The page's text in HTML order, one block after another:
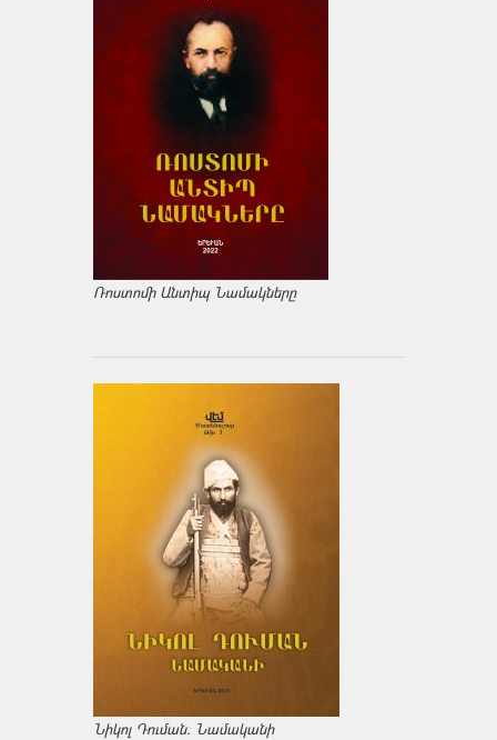
Ռոստոմի Անտիպ Նամակները
Նիկոլ Դուման. Նամականի